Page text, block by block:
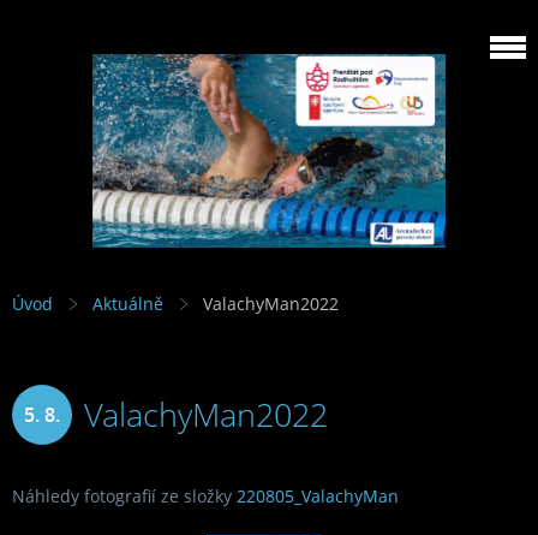
Úvod Aktuálně ValachyMan2022
5. 8. ValachyMan2022
Náhledy fotografií ze složky 220805_ValachyMan